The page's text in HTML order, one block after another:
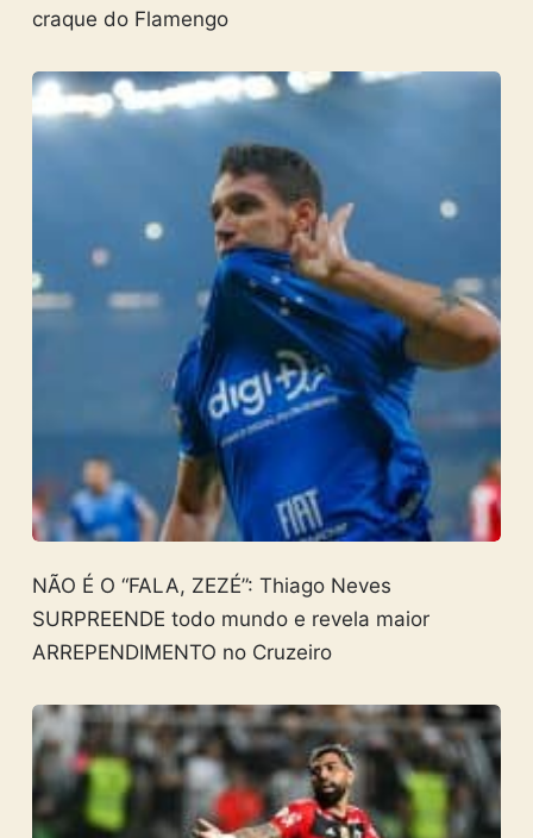
craque do Flamengo
NÃO É O “FALA, ZEZÉ”: Thiago Neves
SURPREENDE todo mundo e revela maior
ARREPENDIMENTO no Cruzeiro